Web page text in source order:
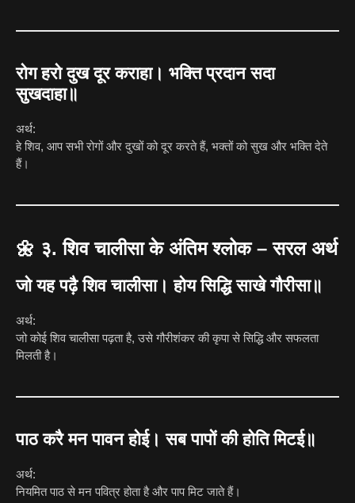
रोग हरो दुख दूर कराहा। भक्ति प्रदान सदा
सुखदाहा॥
अर्थ:
हे शिव, आप सभी रोगों और दुखों को दूर करते हैं, भक्तों को सुख और भक्ति देते
हैं।
🌼 ३. शिव चालीसा के अंतिम श्लोक – सरल अर्थ
जो यह पढ़ै शिव चालीसा। होय सिद्धि साखे गौरीसा॥
अर्थ:
जो कोई शिव चालीसा पढ़ता है, उसे गौरीशंकर की कृपा से सिद्धि और सफलता
मिलती है।
पाठ करै मन पावन होई। सब पापों की होति मिटई॥
अर्थ:
नियमित पाठ से मन पवित्र होता है और पाप मिट जाते हैं।